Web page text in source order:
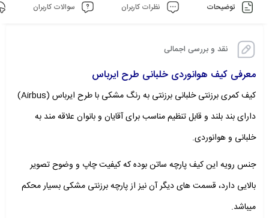
توضیحات نظرات کاربران سوالات کاربران
نقد و بررسی اجمالی
معرفی کیف هوانوردی خلبانی طرح ایرباس
کیف کمری برزنتی خلبانی برزنتی به رنگ مشکی با طرح ایرباس (Airbus)
دارای بند بلند و قابل تنظیم مناسب برای آقایان و بانوان علاقه مند به
خلبانی و هوانوردی.
جنس رویه این کیف پارچه ساتن بوده که کیفیت چاپ و وضوح تصویر
بالایی دارد، قسمت های دیگر آن نیز از پارچه برزنتی مشکی بسیار محکم
میباشد.